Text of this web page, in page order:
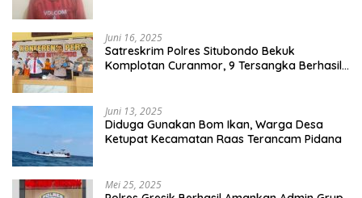
Juni 16, 2025
Satreskrim Polres Situbondo Bekuk
Komplotan Curanmor, 9 Tersangka Berhasil
Juni 13, 2025
Diduga Gunakan Bom Ikan, Warga Desa
Ketupat Kecamatan Raas Terancam Pidana
Mei 25, 2025